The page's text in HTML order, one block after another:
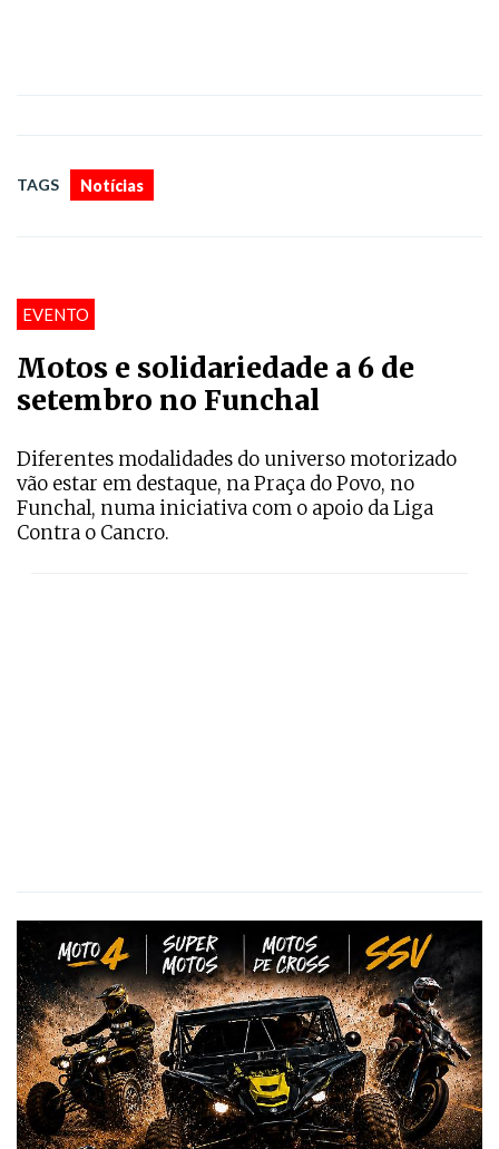
TAGS Notícias
EVENTO
Motos e solidariedade a 6 de
setembro no Funchal
Diferentes modalidades do universo motorizado
vão estar em destaque, na Praça do Povo, no
Funchal, numa iniciativa com o apoio da Liga
Contra o Cancro.